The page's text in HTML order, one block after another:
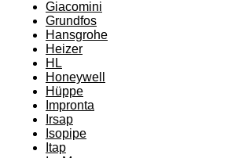
Giacomini
Grundfos
Hansgrohe
Heizer
HL
Honeywell
Hüppe
Impronta
Irsap
Isopipe
Itap